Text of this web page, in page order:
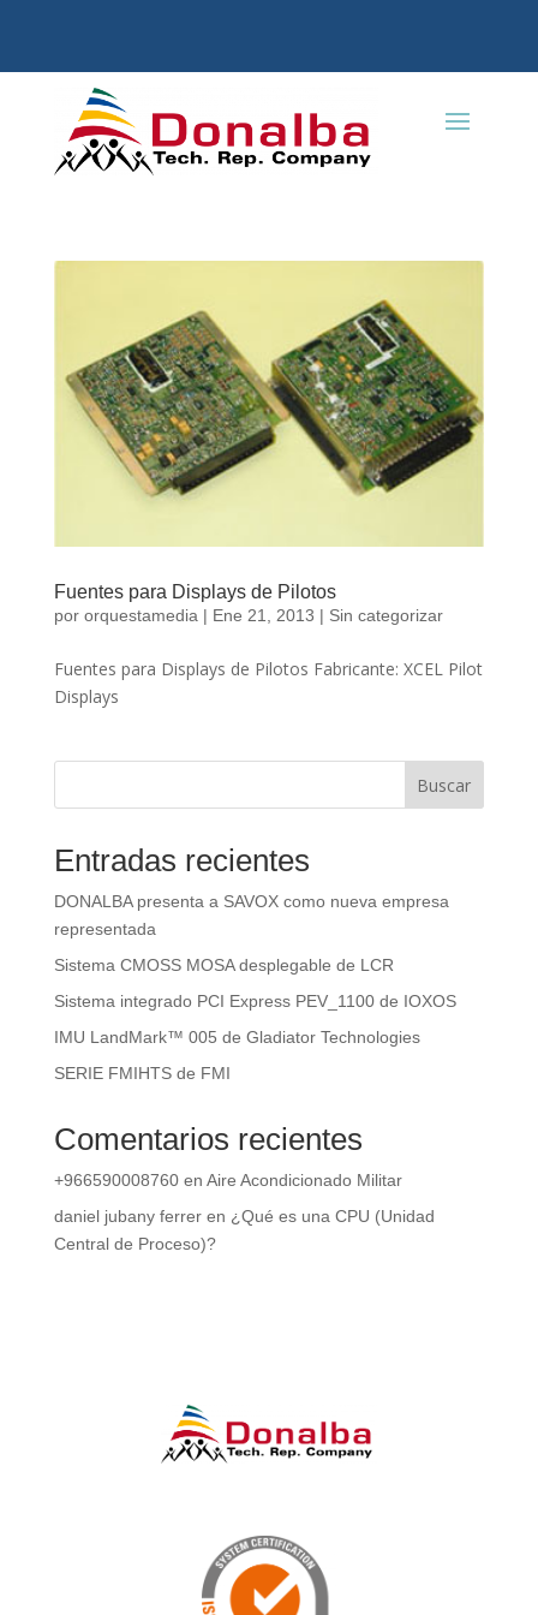
Fuentes para Displays de Pilotos
por orquestamedia| Ene 21, 2013 | Sin categorizar
Fuentes para Displays de Pilotos Fabricante: XCEL Pilot
Displays
Buscar
Entradas recientes
DONALBA presenta a SAVOX como nueva empresa
representada
Sistema CMOSS MOSA desplegable de LCR
Sistema integrado PCI Express PEV_1100 de IOXOS
IMU LandMark™ 005 de Gladiator Technologies
SERIE FMIHTS de FMI
Comentarios recientes
+966590008760en Aire Acondicionado Militar
daniel jubany ferreren ¿Qué es una CPU (Unidad
Central de Proceso)?